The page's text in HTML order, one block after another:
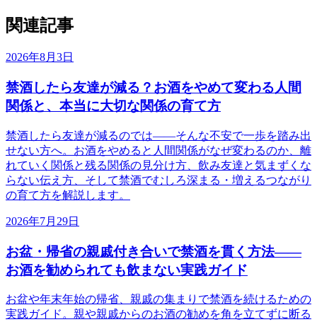
関連記事
2026年8月3日
禁酒したら友達が減る？お酒をやめて変わる人間
関係と、本当に大切な関係の育て方
禁酒したら友達が減るのでは——そんな不安で一歩を踏み出
せない方へ。お酒をやめると人間関係がなぜ変わるのか、離
れていく関係と残る関係の見分け方、飲み友達と気まずくな
らない伝え方、そして禁酒でむしろ深まる・増えるつながり
の育て方を解説します。
2026年7月29日
お盆・帰省の親戚付き合いで禁酒を貫く方法——
お酒を勧められても飲まない実践ガイド
お盆や年末年始の帰省、親戚の集まりで禁酒を続けるための
実践ガイド。親や親戚からのお酒の勧めを角を立てずに断る